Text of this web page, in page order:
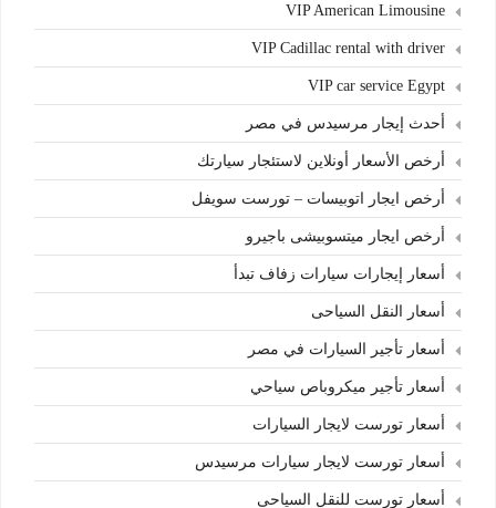
VIP American Limousine
VIP Cadillac rental with driver
VIP car service Egypt
أحدث إيجار مرسيدس في مصر
أرخص الأسعار أونلاين لاستئجار سيارتك
أرخص ايجار اتوبيسات – تورست سويفل
أرخص ايجار ميتسوبيشى باجيرو
أسعار إيجارات سيارات زفاف تبدأ
أسعار النقل السياحى
أسعار تأجير السيارات في مصر
أسعار تأجير ميكروباص سياحي
أسعار تورست لايجار السيارات
أسعار تورست لايجار سيارات مرسيدس
أسعار تورست للنقل السياحى